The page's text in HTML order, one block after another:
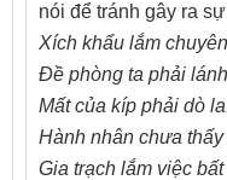
nói để tránh gây ra
Xích khẩu lắm
Đề phòng ta phải
Mất của kíp phải dò
Hành nhân chưa
Gia trạch lắm việc bất